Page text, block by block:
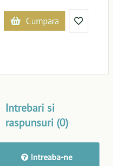
Cumpara
Intrebari si
raspunsuri (0)
Intreaba-ne